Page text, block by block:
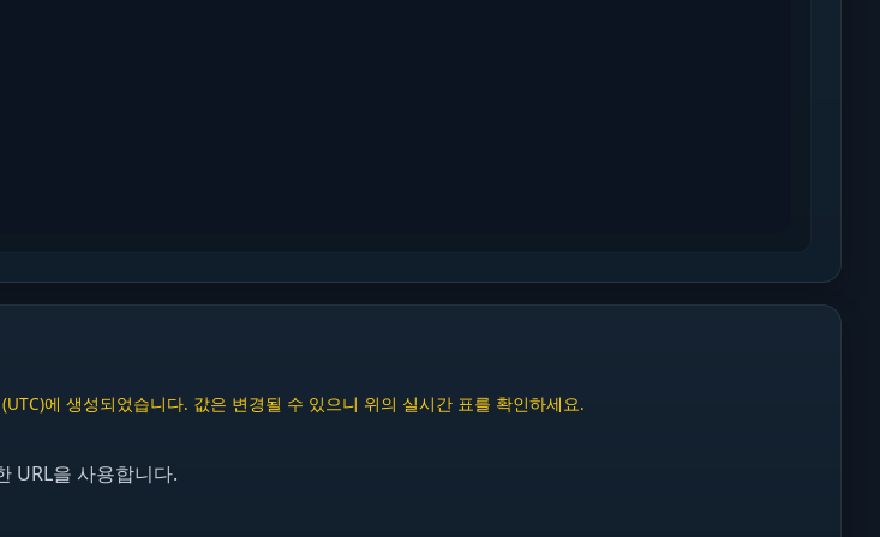
에 생성되었습니다. 값은 변경될 수 있으니 위의 실시간 표를 확인하세요.
URL을 사용합니다.